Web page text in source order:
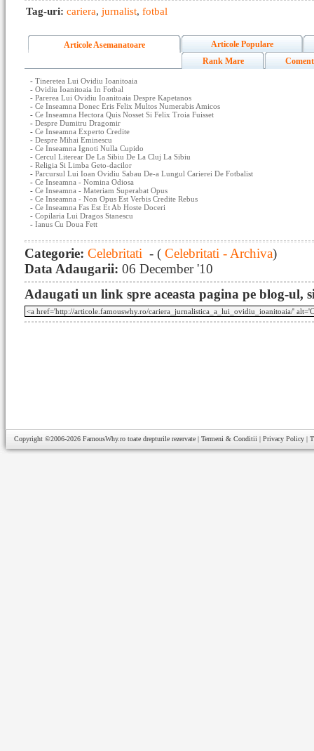
Tag-uri: cariera, jurnalist, fotbal
Articole Asemanatoare
Articole Populare
Rank Mare
- Tineretea Lui Ovidiu Ioanitoaia
- Ovidiu Ioanitoaia In Fotbal
- Parerea Lui Ovidiu Ioanitoaia Despre Kapetanos
- Ce Inseamna Donec Eris Felix Multos Numerabis Amicos
- Ce Inseamna Hectora Quis Nosset Si Felix Troia Fuisset
- Despre Dumitru Dragomir
- Ce Inseamna Experto Credite
- Despre Mihai Eminescu
- Ce Inseamna Ignoti Nulla Cupido
- Cercul Literear De La Sibiu De La Cluj La Sibiu
- Religia Si Limba Geto-dacilor
- Parcursul Lui Ioan Ovidiu Sabau De-a Lungul Carierei De Fotbalist
- Ce Inseamna - Nomina Odiosa
- Ce Inseamna - Materiam Superabat Opus
- Ce Inseamna - Non Opus Est Verbis Credite Rebus
- Ce Inseamna Fas Est Et Ab Hoste Doceri
- Copilaria Lui Dragos Stanescu
- Ianus Cu Doua Fett
Categorie: Celebritati - ( Celebritati - Archiva)
Data Adaugarii: 06 December '10
Adaugati un link spre aceasta pagina pe blog-ul,
Copyright ©2006-2026 FamousWhy.ro toate drepturile rezervate | Termeni & Conditii | Privacy Policy |